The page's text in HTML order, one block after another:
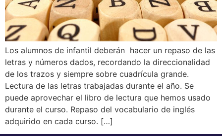
Los alumnos de infantil deberán hacer un repaso de las
letras y números dados, recordando la direccionalidad
de los trazos y siempre sobre cuadrícula grande.
Lectura de las letras trabajadas durante el año. Se
puede aprovechar el libro de lectura que hemos usado
durante el curso. Repaso del vocabulario de inglés
adquirido en cada curso. […]